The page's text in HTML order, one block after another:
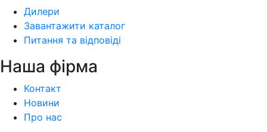
Дилери
Завантажити каталог
Питання та відповіді
Наша фiрма
Контакт
Новини
Про нас